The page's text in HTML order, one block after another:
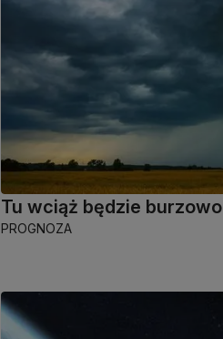
Tu wciąż będzie burzowo
PROGNOZA